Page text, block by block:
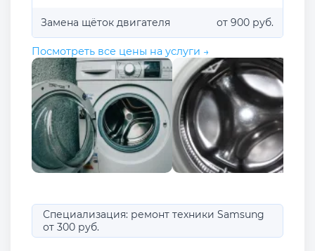
Замена щёток двигателя от 900 руб.
Посмотреть все цены на услуги →
Специализация: ремонт техники Samsung
от 300 руб.